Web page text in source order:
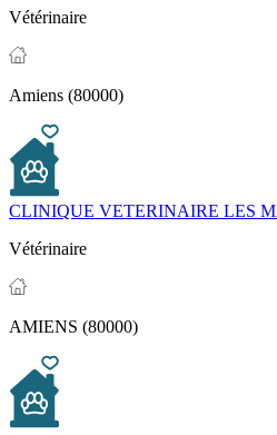
Vétérinaire
Amiens (80000)
CLINIQUE VETERINAIRE LES
Vétérinaire
AMIENS (80000)